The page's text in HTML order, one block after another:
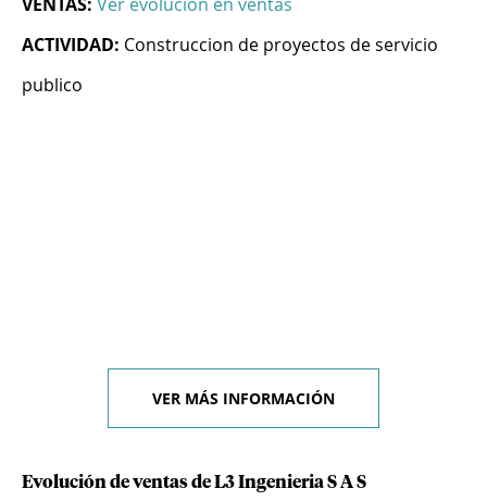
ACTIVIDAD: Construccion de proyectos de servicio
publico
VER MÁS INFORMACIÓN
Evolución de ventas de L3 Ingenieria S A S